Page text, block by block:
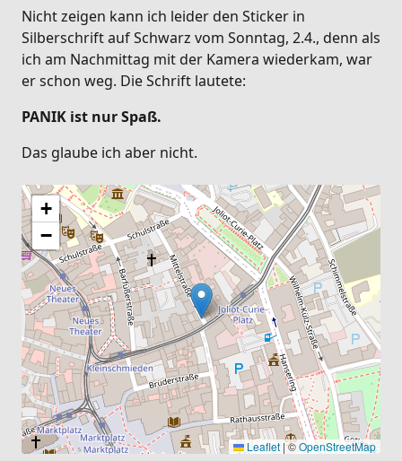
Nicht zeigen kann ich leider den Sticker in
Silberschrift auf Schwarz vom Sonntag, 2.4., denn als
ich am Nachmittag mit der Kamera wiederkam, war
er schon weg. Die Schrift lautete:
PANIK ist nur Spaß.
Das glaube ich aber nicht.
+
−
Leaflet |©OpenStreetMap